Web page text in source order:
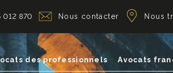
012 870 Nous contacter Nous
des professionnels Avocats